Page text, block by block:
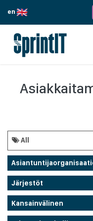
en
All
Järjestöt
Kansainvälinen